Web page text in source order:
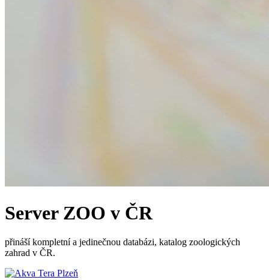
Server ZOO v ČR
přináší kompletní a jedinečnou databázi, katalog zoologických
zahrad v ČR.